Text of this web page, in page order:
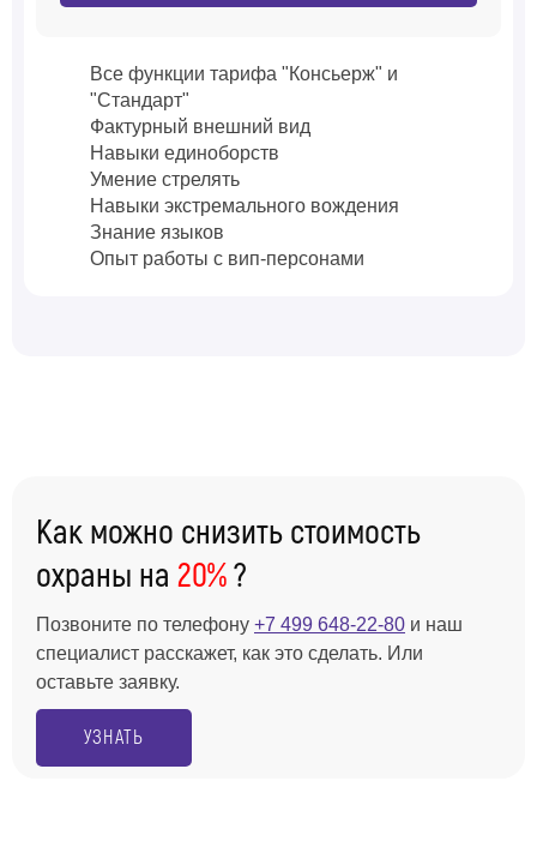
Все функции тарифа "Консьерж" и
"Стандарт"
Фактурный внешний вид
Навыки единоборств
Умение стрелять
Навыки экстремального вождения
Знание языков
Опыт работы с вип-персонами
Как можно снизить стоимость
охраны на 20%?
Позвоните по телефону +7 499 648-22-80 и наш
специалист расскажет, как это сделать. Или
оставьте заявку.
УЗНАТЬ